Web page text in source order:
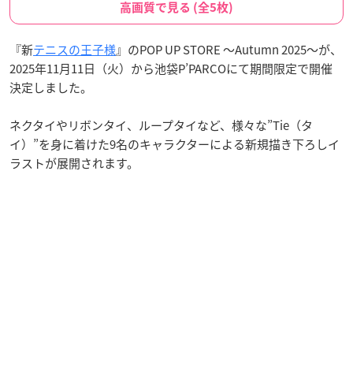
高画質で見る (全5枚)
『新テニスの王子様』のPOP UP STORE ～Autumn 2025～が、
2025年11月11日（火）から池袋P’PARCOにて期間限定で開催
決定しました。
ネクタイやリボンタイ、ループタイなど、様々な”Tie（タ
イ）”を身に着けた9名のキャラクターによる新規描き下ろしイ
ラストが展開されます。